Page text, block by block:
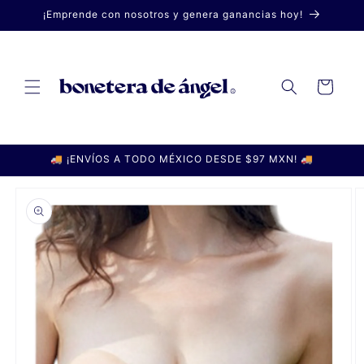
directamente
al contenido
¡Emprende con nosotros y genera ganancias hoy!
Carrito
🚚 ¡ENVÍOS A TODO MÉXICO DESDE $97 MXN! 🚚
información
del producto